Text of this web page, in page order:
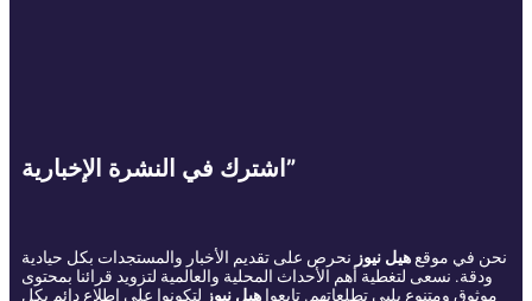
اشترك في النشرة الإخبارية”
نحن في موقعهيل نيوز نحرص على تقديم الأخبار والمستجدات بكل حيادية
ودقة. نسعى لتغطية أهم الأحداث المحلية والعالمية لتزويد قرائنا بمحتوى
موثوق ومتنوع يلبي تطلعاتهم. تابعوا هيل نيوز لتكونوا على اطلاع دائم بكل